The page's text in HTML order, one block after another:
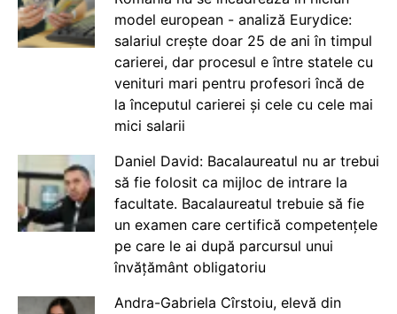
model european - analiză Eurydice:
salariul crește doar 25 de ani în timpul
carierei, dar procesul e între statele cu
venituri mari pentru profesori încă de
la începutul carierei și cele cu cele mai
mici salarii
Daniel David: Bacalaureatul nu ar trebui
să fie folosit ca mijloc de intrare la
facultate. Bacalaureatul trebuie să fie
un examen care certifică competențele
pe care le ai după parcursul unui
învățământ obligatoriu
Andra-Gabriela Cîrstoiu, elevă din